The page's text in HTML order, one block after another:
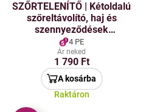
SZŐRTELENÍTŐ | Kétoldalú
szőreltávolító, haj és
szennyeződések
eltávolítására | 25 cm
4 PE
Ár neked
1 790 Ft
A kosárba
Raktáron